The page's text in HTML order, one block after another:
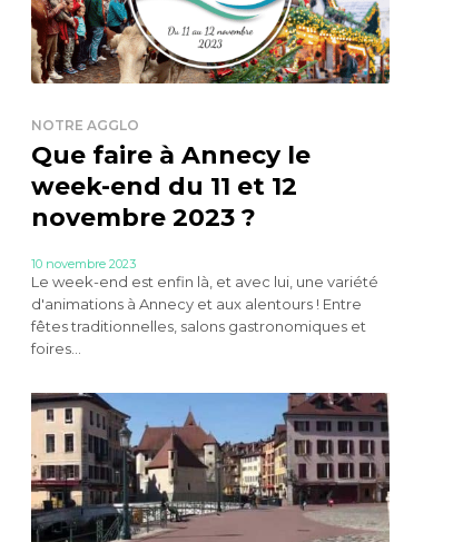
NOTRE AGGLO
Que faire à Annecy le
week-end du 11 et 12
novembre 2023 ?
10 novembre 2023
Le week-end est enfin là, et avec lui, une variété
d'animations à Annecy et aux alentours ! Entre
fêtes traditionnelles, salons gastronomiques et
foires...